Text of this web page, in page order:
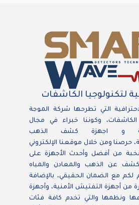
لتكنولوجيا الكاشفات
التي تطرحها شركة الموجة
الكاشفات، وكوننا خبراء في مجال
و اجهزة كشف الذهب
حرصنا ومن خلال موقعنا الإلكتروني
من أفضل وأحدث الأجهزة على
عن الذهب والمعادن والمياه
لكم مع الضمان الحقيقي، بالإضافة
من أجهزة التفتيش الأمنية، وأجهزة
ونظمها والتي تخدم كافة فئات